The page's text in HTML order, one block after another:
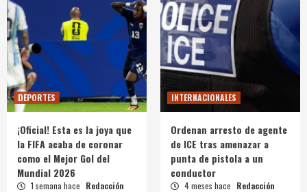
DEPORTES
¡Oficial! Esta es la joya que
la FIFA acaba de coronar
como el Mejor Gol del
Mundial 2026
1 semana hace Redacción
INTERNACIONALES
Ordenan arresto de agente
de ICE tras amenazar a
punta de pistola a un
conductor
4 meses hace Redacción